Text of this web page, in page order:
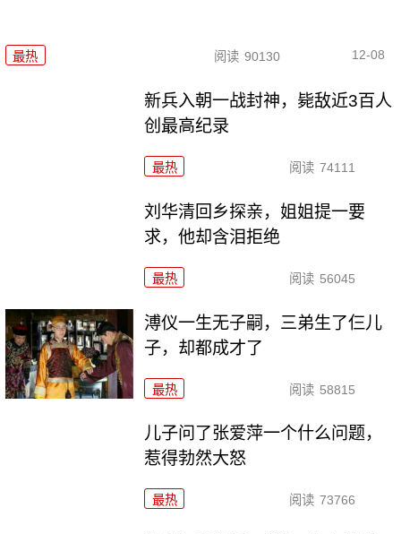
最热 阅读 90130 12-08
新兵入朝一战封神，毙敌近3百人
创最高纪录
最热 阅读 74111
刘华清回乡探亲，姐姐提一要
求，他却含泪拒绝
最热 阅读 56045
溥仪一生无子嗣，三弟生了仨儿
子，却都成才了
最热 阅读 58815
儿子问了张爱萍一个什么问题，
惹得勃然大怒
最热 阅读 73766